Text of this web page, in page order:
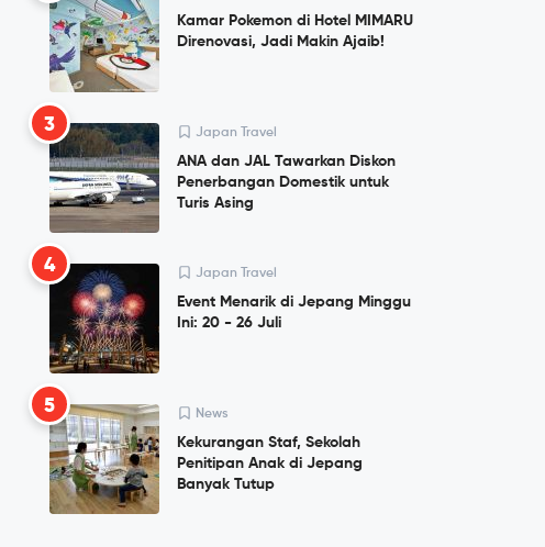
Kamar Pokemon di Hotel MIMARU
Direnovasi, Jadi Makin Ajaib!
3 Japan Travel
ANA dan JAL Tawarkan Diskon
Penerbangan Domestik untuk
Turis Asing
4 Japan Travel
Event Menarik di Jepang Minggu
Ini: 20 - 26 Juli
5 News
Kekurangan Staf, Sekolah
Penitipan Anak di Jepang
Banyak Tutup